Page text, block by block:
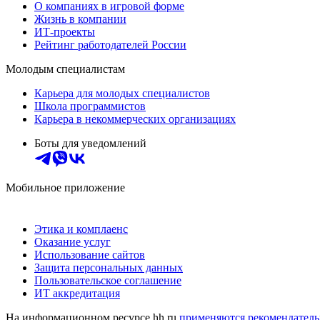
О компаниях в игровой форме
Жизнь в компании
ИТ-проекты
Рейтинг работодателей России
Молодым специалистам
Карьера для молодых специалистов
Школа программистов
Карьера в некоммерческих организациях
Боты для уведомлений
Мобильное приложение
Этика и комплаенс
Оказание услуг
Использование сайтов
Защита персональных данных
Пользовательское соглашение
ИТ аккредитация
На информационном ресурсе hh.ru применяются